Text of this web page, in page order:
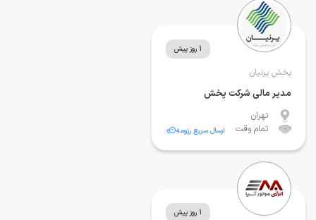
1 روز پیش
پخش پرنیان
مدیر مالی شرکت پخش
تهران
تمام وقت
ارسال سریع رزومه
1 روز پیش